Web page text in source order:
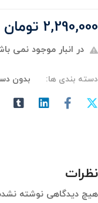
2,290,000 تومان
در انبار موجود نمی
دسته بندی ها: بدون
نظرات
هیچ دیدگاهی نوشته